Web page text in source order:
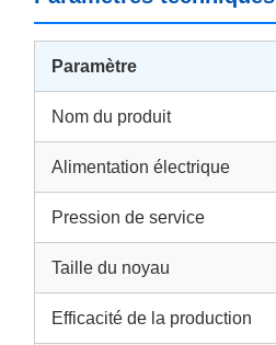
Paramètre
Nom du produit
Alimentation électrique
Pression de service
Taille du noyau
Efficacité de la production